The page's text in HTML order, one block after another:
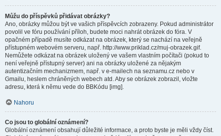
Můžu do příspěvků přidávat obrázky?
Ano, obrázky můžou být ve vašich příspěvcích zobrazeny. Pokud administrátor
povolil ve fóru používání příloh, budete moci nahrát obrázek do fóra. V
opačném případě musíte odkázat na obrázek, který se nachází na veřejně
přístupném webovém serveru, např. http://www.priklad.cz/muj-obrazek.gif.
Nemůžete odkázat na obrázek uložený ve vašem vlastním počítači (pokud to
není veřejně přístupný server) ani na obrázky uložené za nějakým
autentizačním mechanizmem, např. v e-mailech na seznamu.cz nebo v
Gmailu, heslem chráněných webech atd. Aby se obrázek zobrazil, vložte
adresu, která k němu vede do BBKódu [img].
Nahoru
Co jsou to globální oznámení?
Globální oznámení obsahují důležité informace, a proto byste je měli vždy číst.